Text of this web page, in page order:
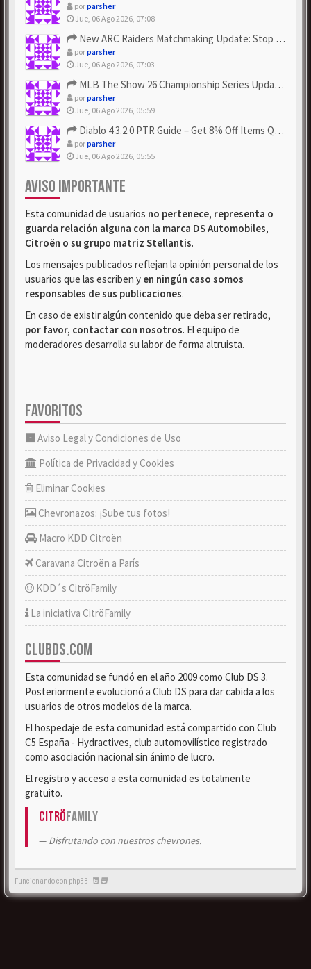
porparsher
Jue, 06 Ago 2026, 07:08
New ARC Raiders Matchmaking Update: Stop Failed - Grab Bluep...
porparsher
Jue, 06 Ago 2026, 07:03
MLB The Show 26 Championship Series Update! Get Cheap & ...
porparsher
Jue, 06 Ago 2026, 05:59
Diablo 4 3.2.0 PTR Guide – Get 8% Off Items Quickly to Test ...
porparsher
Jue, 06 Ago 2026, 05:55
AVISO IMPORTANTE
Esta comunidad de usuarios no pertenece, representa o
guarda relación alguna con la marca DS Automobiles,
Citroën o su grupo matriz Stellantis.
Los mensajes publicados reflejan la opinión personal de los
usuarios que las escriben y en ningún caso somos
responsables de sus publicaciones.
En caso de existir algún contenido que deba ser retirado,
por favor, contactar con nosotros. El equipo de
moderadores desarrolla su labor de forma altruista.
FAVORITOS
Aviso Legal y Condiciones de Uso
Política de Privacidad y Cookies
Eliminar Cookies
Chevronazos: ¡Sube tus fotos!
Macro KDD Citroën
Caravana Citroën a París
KDD´s CitröFamily
La iniciativa CitröFamily
CLUBDS.COM
Esta comunidad se fundó en el año 2009 como Club DS 3.
Posteriormente evolucionó a Club DS para dar cabida a los
usuarios de otros modelos de la marca.
El hospedaje de esta comunidad está compartido con Club
C5 España - Hydractives, club automovilístico registrado
como asociación nacional sin ánimo de lucro.
El registro y acceso a esta comunidad es totalmente
gratuito.
CitröFamily
Disfrutando con nuestros chevrones.
Funcionando con phpBB -